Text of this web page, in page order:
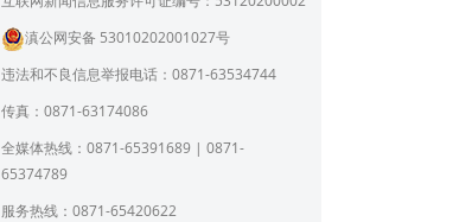
青海省文化和旅游厅
宁夏回族自治区文化和旅
北京市文旅局
上海市文化和旅游局
员会
滇公网安备 53010202001027号
违法和不良信息举报电话：0871-63534744
传真：0871-63174086
全媒体热线：0871-65391689 | 0871-
65374789
服务热线：0871-65420622